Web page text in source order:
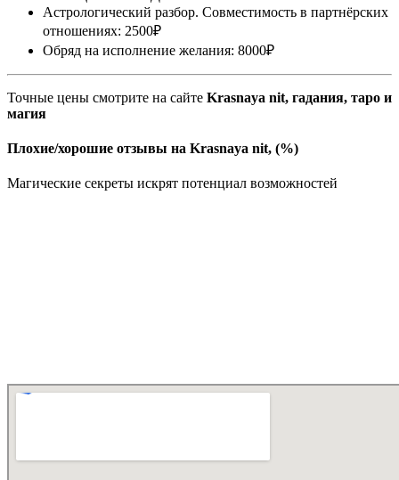
Астрологический разбор. Совместимость в партнёрских
отношениях: 2500₽
Обряд на исполнение желания: 8000₽
Точные цены смотрите на сайте Krasnaya nit, гадания, таро и
магия
Плохие/хорошие отзывы на Krasnaya nit, (%)
Магические секреты искрят потенциал возможностей